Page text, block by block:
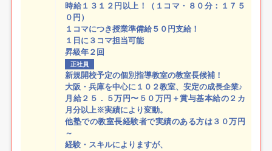
時給１３１２円以上！（１コマ・８０分：１７５
０円）
１コマにつき授業準備給５０円支給！
１日に３コマ担当可能
昇級年２回
正社員
新規開校予定の個別指導教室の教室長候補！
大阪・兵庫を中心に１０２教室、安定の成長企業♪
月給２５．５万円〜５０万円＋賞与基本給の２カ
月分以上※実績により変動。
他塾での教室長経験者で実績のある方は３０万円
～
経験・スキルによりますが、